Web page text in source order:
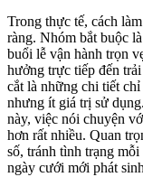
Trong thực tế, cách
ràng. Nhóm bắt buộc
buổi lễ vận hành trọn
hưởng trực tiếp đến
cắt là những chi tiết
nhưng ít giá trị sử
này, việc nói chuyện
hơn rất nhiều. Quan
số, tránh tình trạng
ngày cưới mới phát